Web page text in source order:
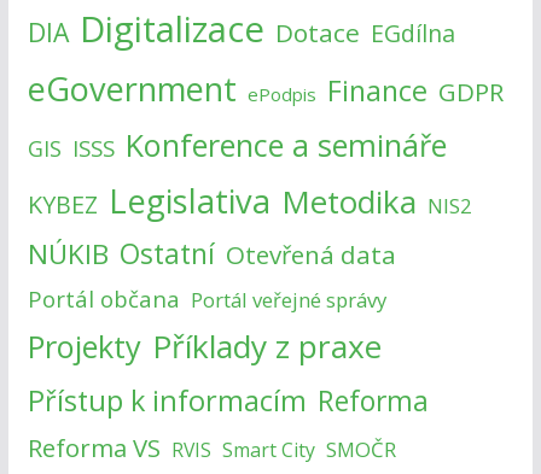
DIA Digitalizace Dotace EGdílna
eGovernment ePodpis Finance GDPR
GIS ISSS Konference a semináře
KYBEZ Legislativa Metodika NIS2
NÚKIB Ostatní Otevřená data
Portál občana Portál veřejné správy
Projekty Příklady z praxe
Přístup k informacím Reforma
Reforma VS RVIS Smart City SMOČR